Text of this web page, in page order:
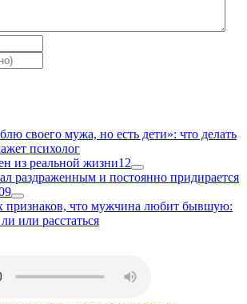
своего мужа, но есть дети»: что делать
психолог
из реальной жизни12
раздраженным и постоянно придирается
признаков, что мужчина любит бывшую:
ли или расстаться